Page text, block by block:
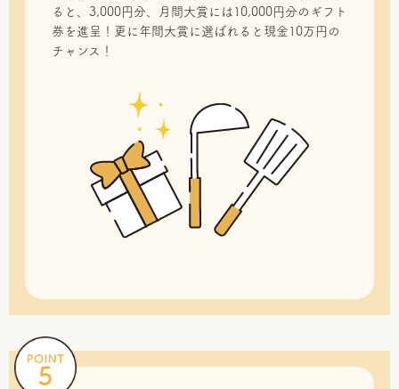
ると、3,000円分、月間大賞には10,000円分のギフト
券を進呈！更に年間大賞に選ばれると現金10万円の
チャンス！